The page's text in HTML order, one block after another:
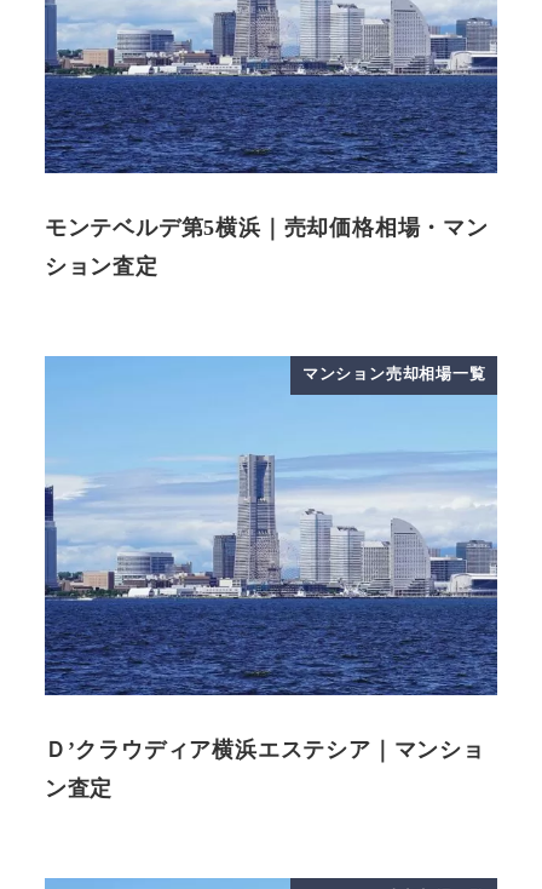
モンテベルデ第5横浜｜売却価格相場・マン
ション査定
マンション売却相場一覧
Ｄ’クラウディア横浜エステシア｜マンショ
ン査定